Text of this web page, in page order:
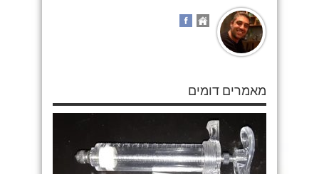
מאמרים דומים